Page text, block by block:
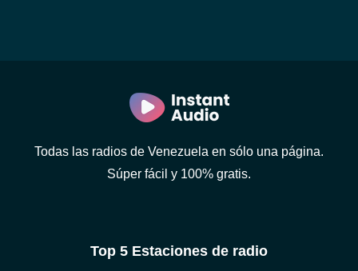
Todas las radios de Venezuela en sólo una página.
Súper fácil y 100% gratis.
Top 5 Estaciones de radio